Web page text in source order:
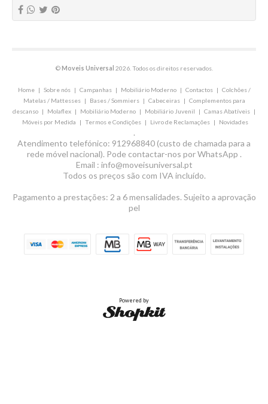
©Moveis Universal 2026. Todos os direitos reservados.
Home| Sobre nós| Campanhas| Mobiliário Moderno| Contactos| Colchões /
Matelas / Mattesses| Bases / Sommiers| Cabeceiras| Complementos para
descanso | Molaflex | Mobiliário Moderno | Mobiliário Juvenil | Camas Abatíveis |
Móveis por Medida | Termos e Condições | Livro de Reclamações | Novidades
.
Atendimento telefónico: 912968840 (custo de chamada para a
rede móvel nacional). Pode contactar-nos por WhatsApp .
Email : info@moveisuniversal.pt
Todos os preços são com IVA incluído.
Pagamento a prestações: 2 a 6 mensalidades. Sujeito a aprovação
pel
Powered by